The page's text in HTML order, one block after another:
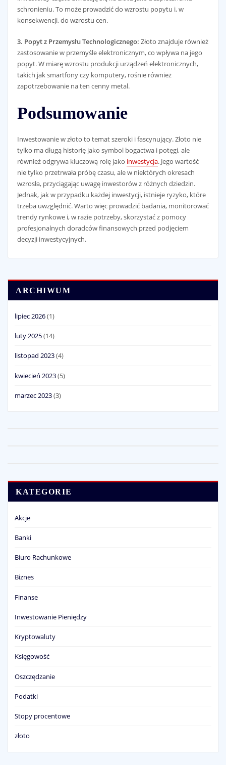
schronieniu. To może prowadzić do wzrostu popytu i, w
konsekwencji, do wzrostu cen.
3. Popyt z Przemysłu Technologicznego: Złoto znajduje również
zastosowanie w przemyśle elektronicznym, co wpływa na jego
popyt. W miarę wzrostu produkcji urządzeń elektronicznych,
takich jak smartfony czy komputery, rośnie również
zapotrzebowanie na ten cenny metal.
Podsumowanie
Inwestowanie w złoto to temat szeroki i fascynujący. Złoto nie
tylko ma długą historię jako symbol bogactwa i potęgi, ale
również odgrywa kluczową rolę jako inwestycja. Jego wartość
nie tylko przetrwała próbę czasu, ale w niektórych okresach
wzrosła, przyciągając uwagę inwestorów z różnych dziedzin.
Jednak, jak w przypadku każdej inwestycji, istnieje ryzyko, które
trzeba uwzględnić. Warto więc prowadzić badania, monitorować
trendy rynkowe i, w razie potrzeby, skorzystać z pomocy
profesjonalnych doradców finansowych przed podjęciem
decyzji inwestycyjnych.
ARCHIWUM
lipiec 2026(1)
luty 2025(14)
listopad 2023(4)
kwiecień 2023(5)
marzec 2023(3)
KATEGORIE
Akcje
Banki
Biuro Rachunkowe
Biznes
Finanse
Inwestowanie Pieniędzy
Kryptowaluty
Księgowość
Oszczędzanie
Podatki
Stopy procentowe
złoto